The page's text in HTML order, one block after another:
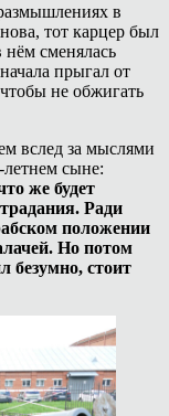
в
тот карцер был
нём сменялась
прыгал от
не обжигать
вслед за мыслями
сыне:
же будет
Ради
положении
Но потом
безумно, стоит